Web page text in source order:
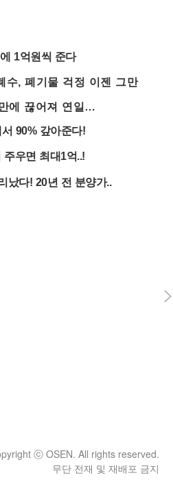
ⓒ OSEN. All rights reserved.
무단 전재 및 재배포 금지